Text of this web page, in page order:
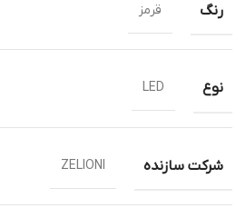
رنگ قرمز
نوع LED
شرکت سازنده ZELIONI